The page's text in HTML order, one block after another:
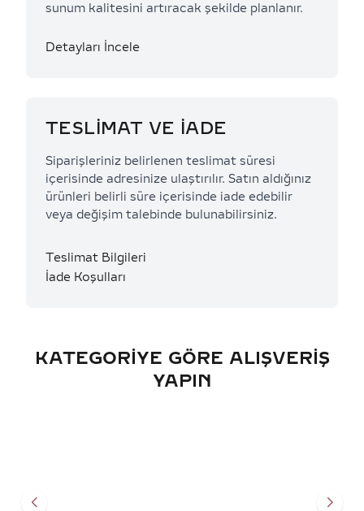
sunum kalitesini artıracak şekilde planlanır.
Detayları İncele
TESLİMAT VE İADE
Siparişleriniz belirlenen teslimat süresi
içerisinde adresinize ulaştırılır. Satın aldığınız
ürünleri belirli süre içerisinde iade edebilir
veya değişim talebinde bulunabilirsiniz.
Teslimat Bilgileri
İade Koşulları
KATEGORIYE GÖRE ALIŞVERIŞ
YAPIN